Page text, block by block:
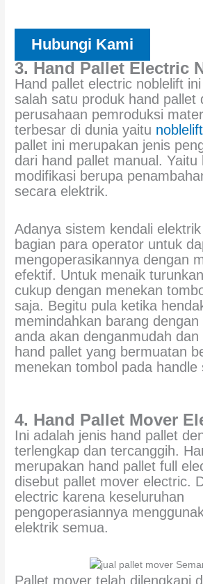
Hubungi Kami
3. Hand Pallet Electric
Hand pallet electric noblelift
salah satu produk hand pallet
perusahaan pemroduksi
terbesar di dunia yaitu noblelift
pallet ini merupakan jenis
dari hand pallet manual. Yaitu
modifikasi berupa
secara elektrik.
Adanya sistem kendali
bagian para operator untuk
mengoperasikannya dengan
efektif. Untuk menaik
cukup dengan menekan
saja. Begitu pula ketika
memindahkan barang dengan
anda akan denganmudah
hand pallet yang bermuatan
menekan tombol pada handle
4. Hand Pallet Mover
Ini adalah jenis hand pallet
terlengkap dan tercanggih.
merupakan hand pallet full
disebut pallet mover electric.
electric karena keseluruhan
pengoperasiannya
elektrik semua.
Pallet mover telah dilengkapi